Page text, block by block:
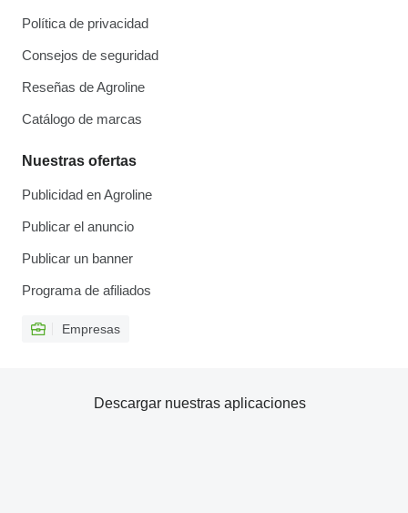
Política de privacidad
Consejos de seguridad
Reseñas de Agroline
Catálogo de marcas
Nuestras ofertas
Publicidad en Agroline
Publicar el anuncio
Publicar un banner
Programa de afiliados
Empresas
Descargar nuestras aplicaciones